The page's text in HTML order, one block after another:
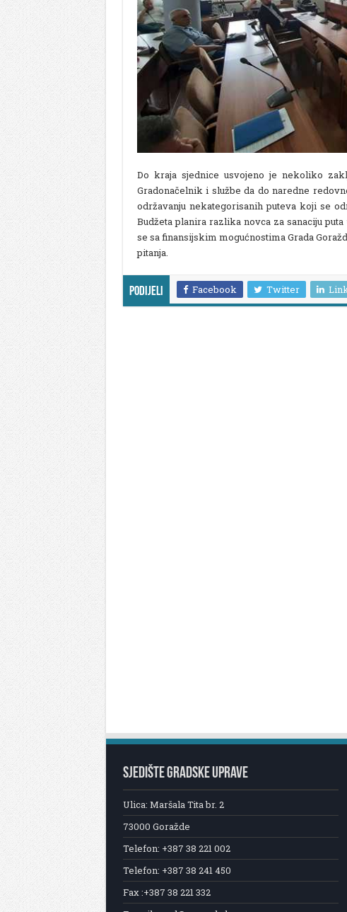
Do kraja sjednice usvojeno je nekoliko
Gradonačelnik i službe da do naredne
održavanju nekategorisanih puteva koji se
Budžeta planira razlika novca za sanaciju
se sa finansijskim mogućnostima Grada
pitanja.
Podijeli Facebook Twitter
SJEDIŠTE GRADSKE UPRAVE
Ulica: Maršala Tita br. 2
73000 Goražde
Telefon: +387 38 221 002
Telefon: +387 38 241 450
Fax :+387 38 221 332